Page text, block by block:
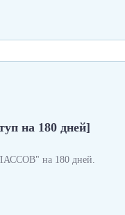
на 180 дней]
на 180 дней.